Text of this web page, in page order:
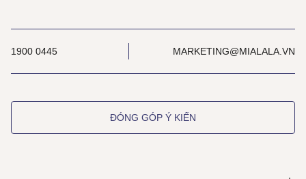
1900 0445 MARKETING@MIALALA.VN
ĐÓNG GÓP Ý KIẾN